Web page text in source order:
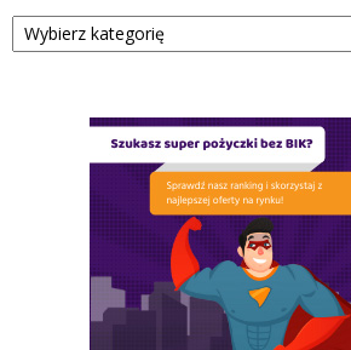
Kategorie